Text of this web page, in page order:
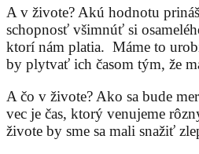
A v živote? Akú hodnotu
schopnosť všimnúť si
ktorí nám platia. Máme to
by plytvať ich časom tým, že
A čo v živote? Ako sa bude
vec je čas, ktorý venujeme
živote by sme sa mali snažiť